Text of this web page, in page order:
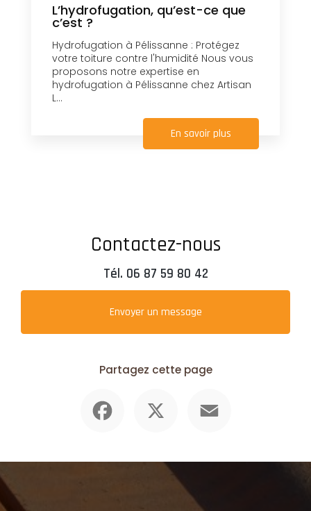
L’hydrofugation, qu’est-ce que
c’est ?
Hydrofugation à Pélissanne : Protégez
votre toiture contre l'humidité Nous vous
proposons notre expertise en
hydrofugation à Pélissanne chez Artisan
L...
En savoir plus
Contactez-nous
Tél. 06 87 59 80 42
Envoyer un message
Partagez cette page